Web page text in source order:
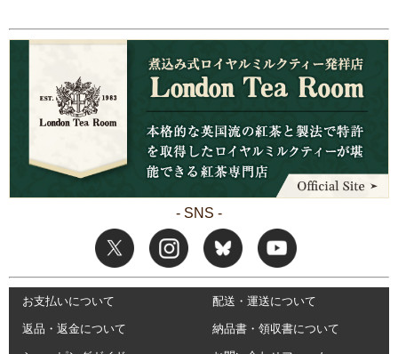
- SNS -
お支払いについて 配送・運送について
返品・返金について 納品書・領収書について